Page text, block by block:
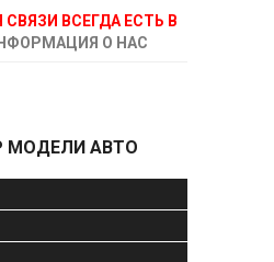
ВСЕГДА ЕСТЬ В
О НАС
МОДЕЛИ АВТО